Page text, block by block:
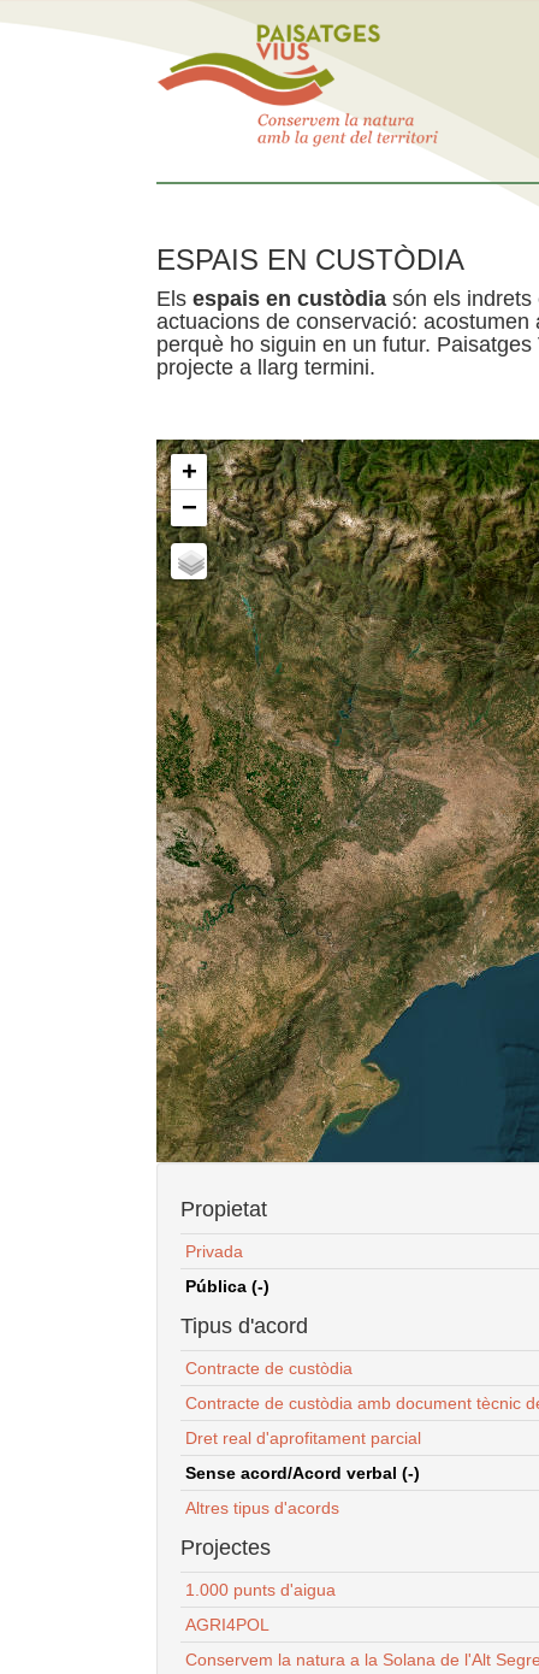
ESPAIS EN CUSTÒDIA
Els espais en custòdia són els indrets
actuacions de conservació:
perquè ho siguin en un futur.
projecte a llarg termini.
+
−
Propietat
Privada
Pública (-)
Tipus d'acord
Contracte de custòdia
Contracte de custòdia amb document tècnic
Dret real d'aprofitament parcial
Sense acord/Acord verbal (-)
Altres tipus d'acords
Projectes
1.000 punts d'aigua
AGRI4POL
Conservem la natura a la Solana de l'Alt